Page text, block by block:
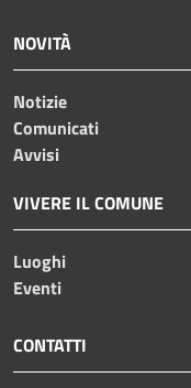
NOVITÀ
Notizie
Comunicati
Avvisi
VIVERE IL COMUNE
Luoghi
Eventi
CONTATTI